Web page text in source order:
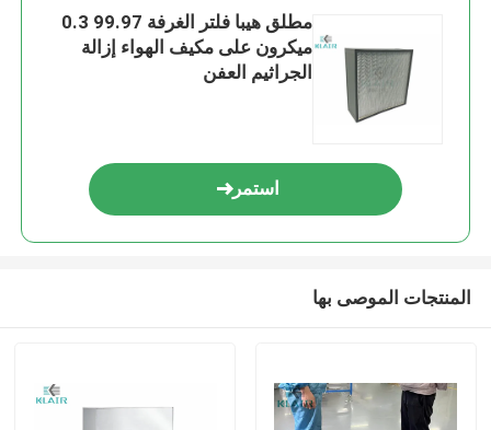
مطلق هيبا فلتر الغرفة 99.97 0.3
ميكرون على مكيف الهواء إزالة
الجراثيم العفن
استمر
المنتجات الموصى بها